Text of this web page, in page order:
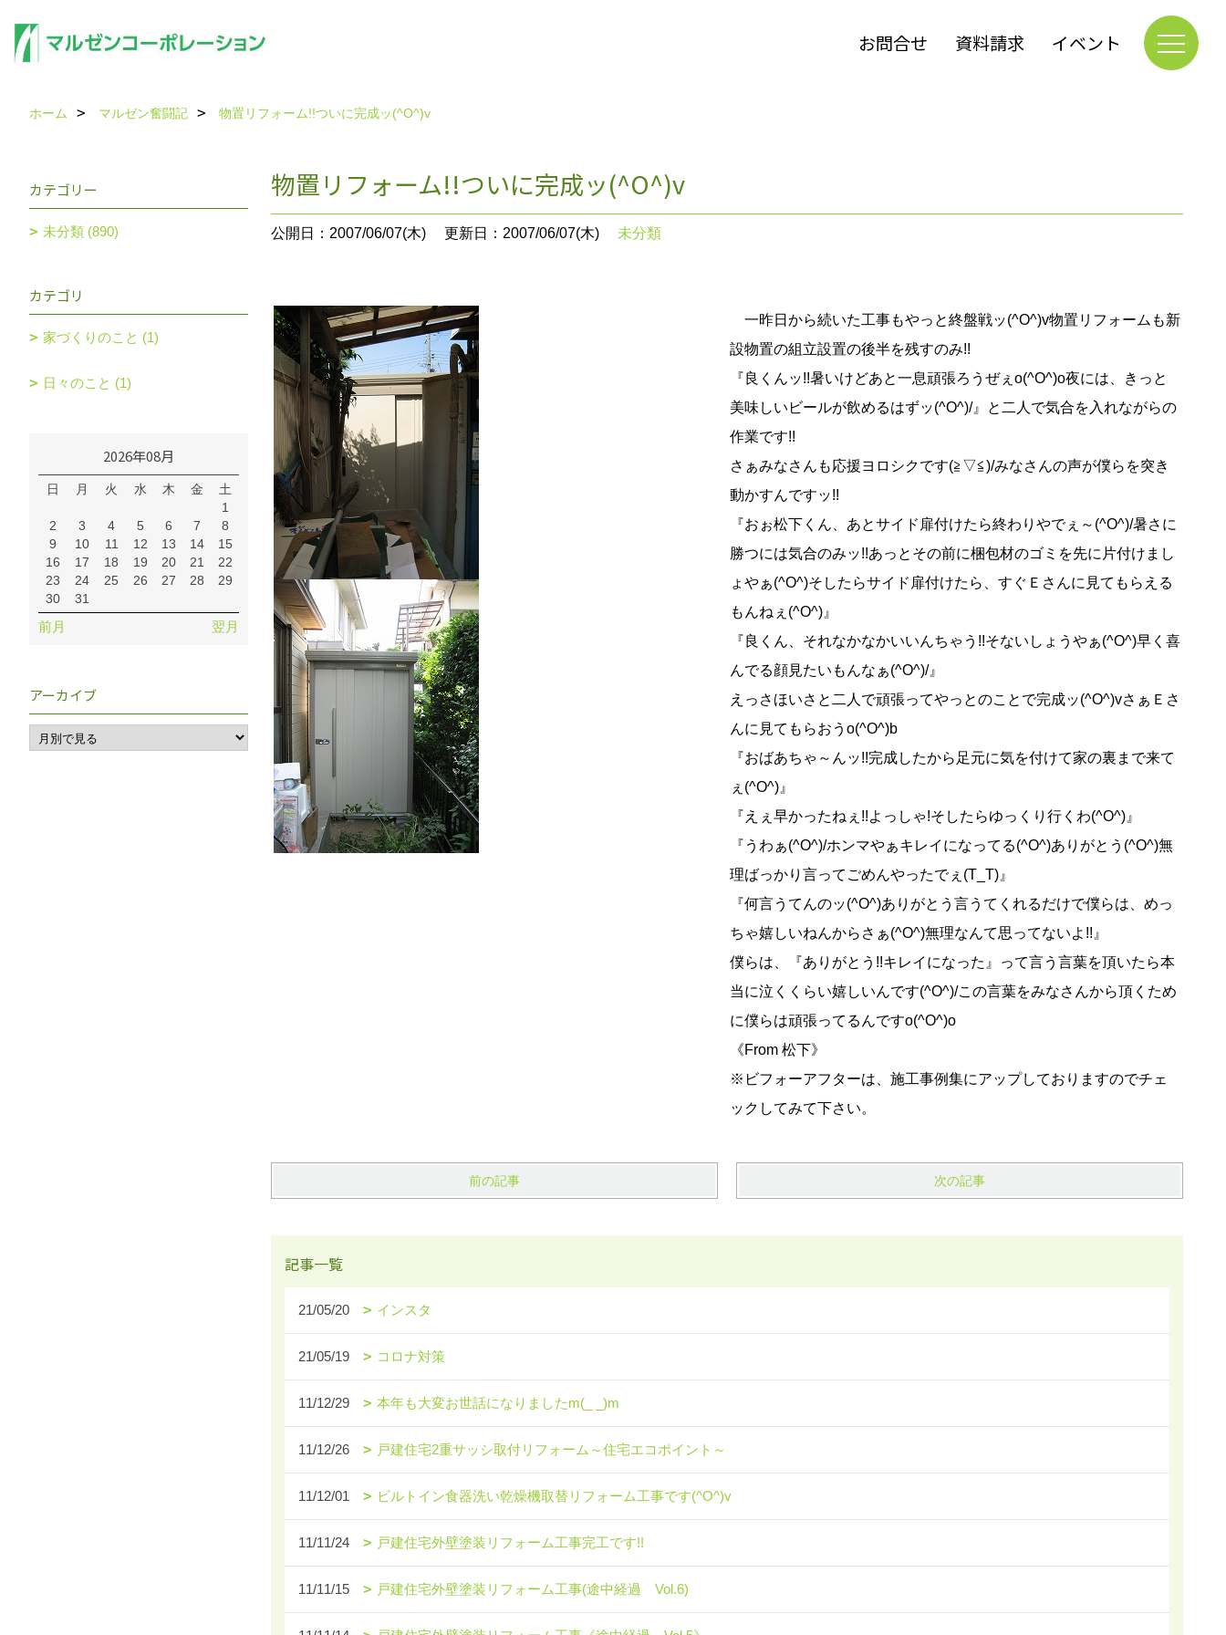
お問合せ 資料請求 イベント
ホーム マルゼン奮闘記 物置リフォーム!!ついに完成ッ(^O^)v
物置リフォーム!!ついに完成ッ(^O^)v
公開日：2007/06/07(木) 更新日：2007/06/07(木) 未分類
一昨日から続いた工事もやっと終盤戦ッ(^O^)v物置リフォームも新
設物置の組立設置の後半を残すのみ!!
『良くんッ!!暑いけどあと一息頑張ろうぜぇo(^O^)o夜には、きっと
美味しいビールが飲めるはずッ(^O^)/』と二人で気合を入れながらの
作業です!!
さぁみなさんも応援ヨロシクです(≧▽≦)/みなさんの声が僕らを突き
動かすんですッ!!
『おぉ松下くん、あとサイド扉付けたら終わりやでぇ～(^O^)/暑さに
勝つには気合のみッ!!あっとその前に梱包材のゴミを先に片付けまし
ょやぁ(^O^)そしたらサイド扉付けたら、すぐＥさんに見てもらえる
もんねぇ(^O^)』
『良くん、それなかなかいいんちゃう!!そないしょうやぁ(^O^)早く喜
んでる顔見たいもんなぁ(^O^)/』
えっさほいさと二人で頑張ってやっとのことで完成ッ(^O^)vさぁＥさ
んに見てもらおうo(^O^)b
『おばあちゃ～んッ!!完成したから足元に気を付けて家の裏まで来て
ぇ(^O^)』
『えぇ早かったねぇ!!よっしゃ!そしたらゆっくり行くわ(^O^)』
『うわぁ(^O^)/ホンマやぁキレイになってる(^O^)ありがとう(^O^)無
理ばっかり言ってごめんやったでぇ(T_T)』
『何言うてんのッ(^O^)ありがとう言うてくれるだけで僕らは、めっ
ちゃ嬉しいねんからさぁ(^O^)無理なんて思ってないよ!!』
僕らは、『ありがとう!!キレイになった』って言う言葉を頂いたら本
当に泣くくらい嬉しいんです(^O^)/この言葉をみなさんから頂くため
に僕らは頑張ってるんですo(^O^)o
《From 松下》
※ビフォーアフターは、施工事例集にアップしておりますのでチェ
ックしてみて下さい。
前の記事 次の記事
記事一覧
21/05/20 インスタ
21/05/19 コロナ対策
11/12/29 本年も大変お世話になりましたm(_ _)m
11/12/26 戸建住宅2重サッシ取付リフォーム～住宅エコポイント～
11/12/01 ビルトイン食器洗い乾燥機取替リフォーム工事です(^O^)v
11/11/24 戸建住宅外壁塗装リフォーム工事完工です!!
11/11/15 戸建住宅外壁塗装リフォーム工事(途中経過 Vol.6)
カテゴリー
未分類 (890)
カテゴリ
家づくりのこと (1)
日々のこと (1)
2026年08月
日 月 火 水 木 金
土
1
2
3 4 5 6 7
8
9
10 11 12 13 14
15
16
17 18 19 20 21
22
23
24 25 26 27 28
29
30
31
前月 翌月
アーカイブ